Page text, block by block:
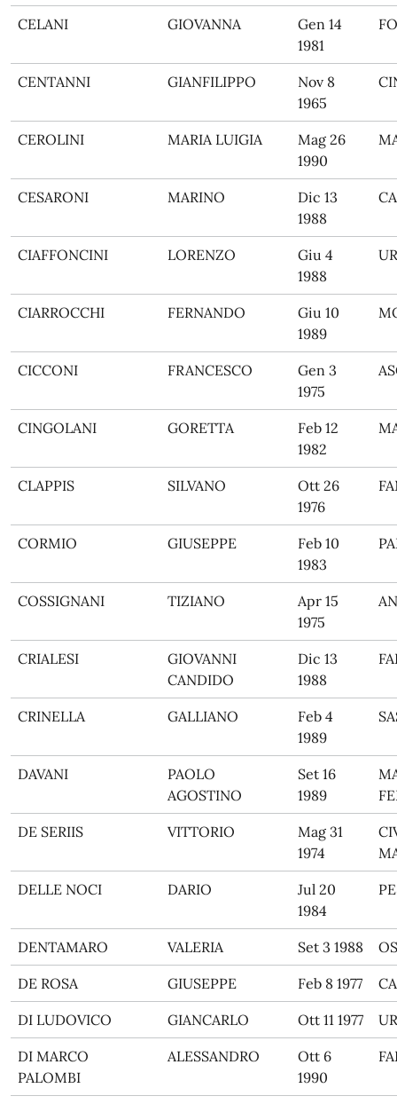
CELANI GIOVANNA
Gen 14
1981
CENTANNI GIANFILIPPO
Nov 8
1965
CEROLINI MARIA LUIGIA
Mag 26
1990
CESARONI MARINO
Dic 13
1988
CIAFFONCINI LORENZO
Giu 4
1988
CIARROCCHI FERNANDO
Giu 10
1989
CICCONI FRANCESCO
Gen 3
1975
CINGOLANI GORETTA
Feb 12
1982
CLAPPIS SILVANO
Ott 26
1976
CORMIO GIUSEPPE
Feb 10
1983
COSSIGNANI TIZIANO
Apr 15
1975
CRIALESI
GIOVANNI
CANDIDO
Dic 13
1988
CRINELLA GALLIANO
Feb 4
1989
DAVANI
PAOLO
AGOSTINO
Set 16
1989
DE SERIIS VITTORIO
Mag 31
1974
DELLE NOCI DARIO
Jul 20
1984
DENTAMARO VALERIA Set 3 1988
DE ROSA GIUSEPPE Feb 8 1977
DI LUDOVICO GIANCARLO Ott 11 1977
DI MARCO
PALOMBI
ALESSANDRO
Ott 6
1990